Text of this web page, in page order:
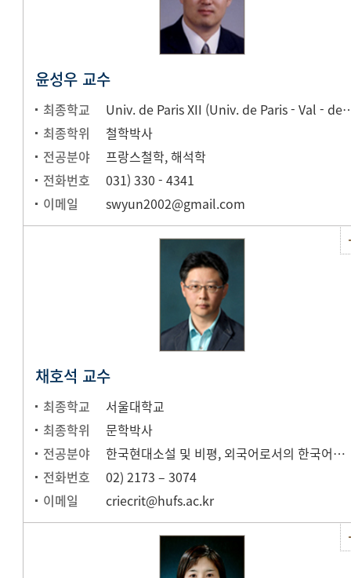
윤성우 교수
최종학교
Univ. de Paris XII
최종학위
철학박사
전공분야
프랑스철학, 해석학
전화번호
031) 330 - 4341
이메일
swyun2002@gmail.com
채호석 교수
최종학교
서울대학교
최종학위
문학박사
전공분야
한국현대소설 및 비평, 외국어로서의 한국어교육(문학ㆍ문화교육)
전화번호
02) 2173 – 3074
이메일
criecrit@hufs.ac.kr